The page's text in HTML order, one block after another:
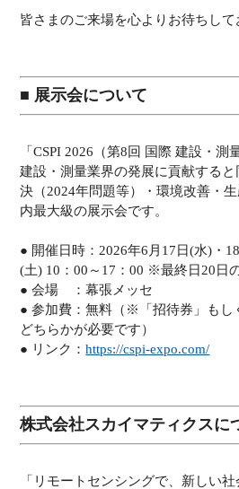
皆さまのご来場を心よりお待ちして
■ 展示会について
「CSPI 2026（第8回 国際 建設・測
建設・測量業界の発展に貢献する
決（2024年問題等）・環境改善・
内最大級の展示会です。
● 開催日時：2026年6月17日(水)・
(土) 10：00～17：00 ※最終日20日
● 会場 ：幕張メッセ
● 参加費：無料（※「招待券」もし
どちらかが必要です）
● リンク：https://cspi-expo.com/
株式会社スカイマティクスに
「リモートセンシングで、新しい